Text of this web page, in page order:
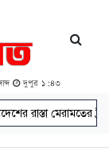
দুপুর ১:৪৩
রাস্তা মেরামতের